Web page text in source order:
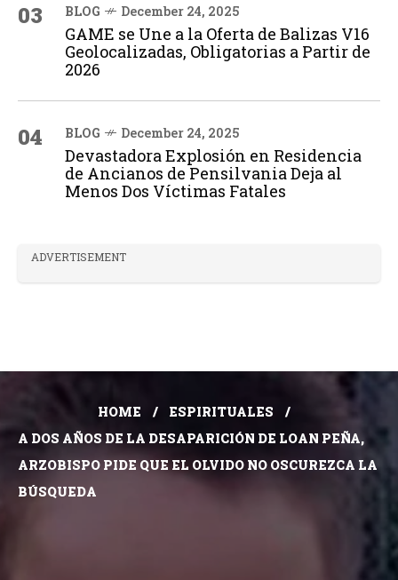
03 BLOG December 24, 2025
GAME se Une a la Oferta de Balizas V16
Geolocalizadas, Obligatorias a Partir de
2026
04 BLOG December 24, 2025
Devastadora Explosión en Residencia
de Ancianos de Pensilvania Deja al
Menos Dos Víctimas Fatales
ADVERTISEMENT
HOME
ESPIRITUALES
A DOS AÑOS DE LA DESAPARICIÓN DE LOAN PEÑA,
ARZOBISPO PIDE QUE EL OLVIDO NO OSCUREZCA LA
BÚSQUEDA